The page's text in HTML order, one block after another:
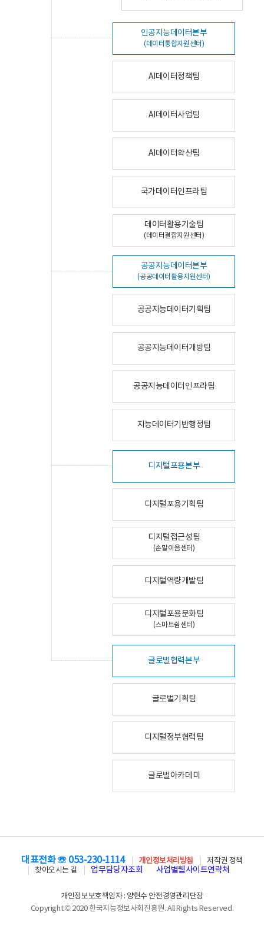
인공지능데이터본부
(데이터통합지원센터)
AI데이터정책팀
AI데이터사업팀
AI데이터확산팀
국가데이터인프라팀
데이터활용기술팀
(데이터결합지원센터)
공공지능데이터본부
(공공데이터활용지원센터)
공공지능데이터기획팀
공공지능데이터개방팀
공공지능데이터인프라팀
지능데이터기반행정팀
디지털포용본부
디지털포용기획팀
디지털접근성팀
(손말이음센터)
디지털역량개발팀
디지털포용문화팀
(스마트쉼센터)
글로벌협력본부
글로벌기획팀
디지털정부협력팀
글로벌아카데미
대표전화 ☏ 053-230-1114 개인정보처리방침
저작권 정책
찾아오시는 길
업무담당자조회 사업별웹사이트연락처
개인정보보호책임자 : 양현수 안전경영관리단장
Copyright © 2020 한국지능정보사회진흥원. All Rights Reserved.